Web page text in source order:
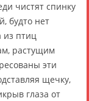
чистят спинку
будто нет
из птиц
растущим
эти
щечку,
глаза от